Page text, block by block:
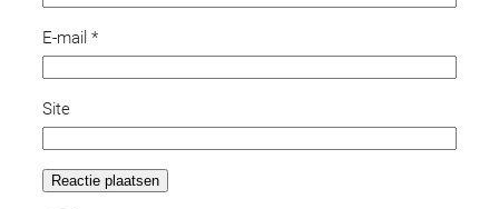
E-mail *
Site